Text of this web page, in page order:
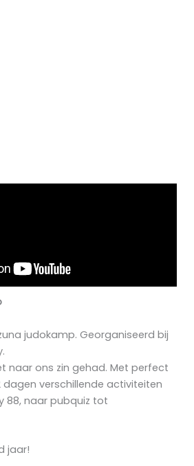
judokamp. Georganiseerd bij
naar ons zin gehad. Met perfect
dagen verschillende activiteiten
88, naar pubquiz tot
jaar!